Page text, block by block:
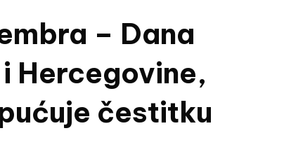
– Dana
Hercegovine,
čestitku